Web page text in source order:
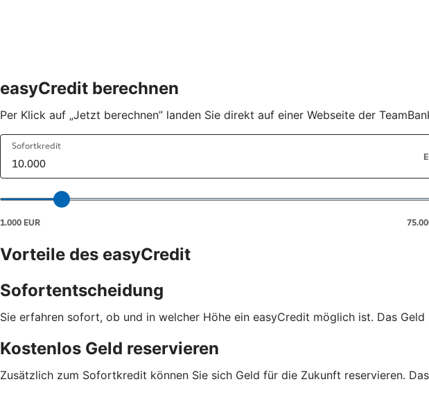
easyCredit berechnen
Per Klick auf „Jetzt berechnen” landen Sie direkt auf einer Webseite der
Vorteile des easyCredit
Sofortentscheidung
Sie erfahren sofort, ob und in welcher Höhe ein easyCredit möglich ist. Das
Kostenlos Geld reservieren
Zusätzlich zum Sofortkredit können Sie sich Geld für die Zukunft reservieren.